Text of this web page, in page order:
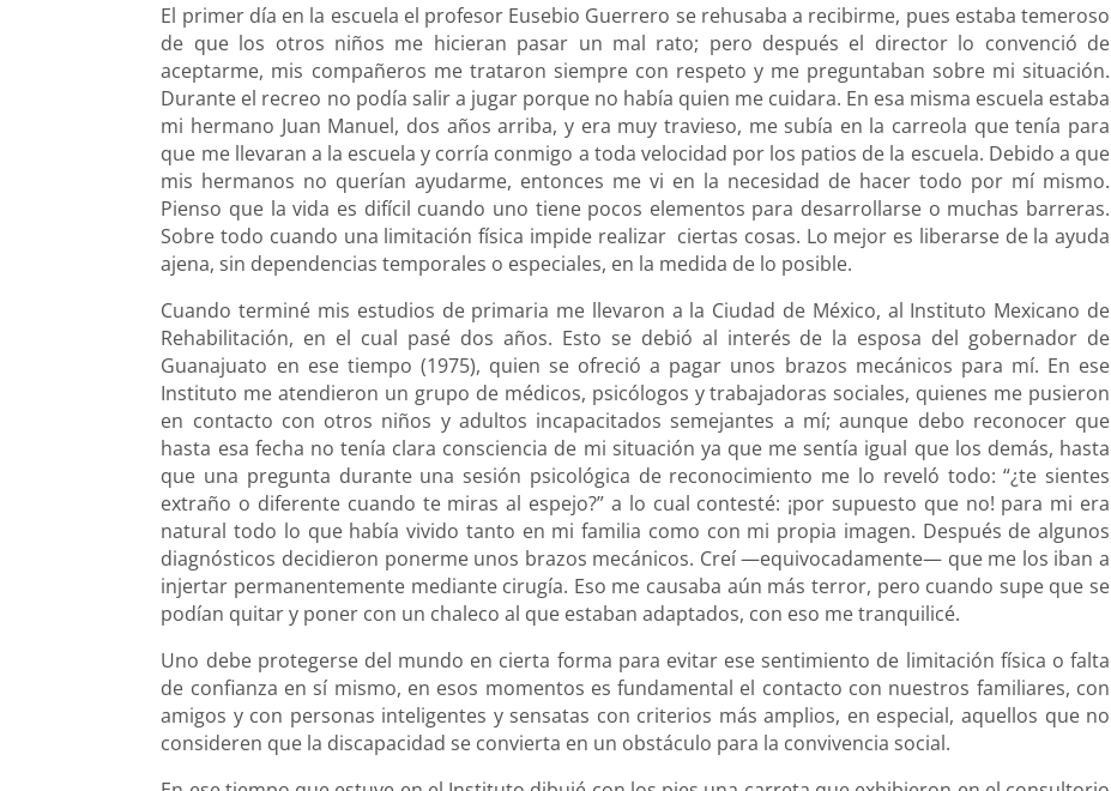
El primer día en la escuela el profesor Eusebio Guerrero se rehusaba a recibirme, pues estaba temeroso
de que los otros niños me hicieran pasar un mal rato; pero después el director lo convenció de
aceptarme, mis compañeros me trataron siempre con respeto y me preguntaban sobre mi situación.
Durante el recreo no podía salir a jugar porque no había quien me cuidara. En esa misma escuela estaba
mi hermano Juan Manuel, dos años arriba, y era muy travieso, me subía en la carreola que tenía para
que me llevaran a la escuela y corría conmigo a toda velocidad por los patios de la escuela. Debido a que
mis hermanos no querían ayudarme, entonces me vi en la necesidad de hacer todo por mí mismo.
Pienso que la vida es difícil cuando uno tiene pocos elementos para desarrollarse o muchas barreras.
Sobre todo cuando una limitación física impide realizar ciertas cosas. Lo mejor es liberarse de la ayuda
ajena, sin dependencias temporales o especiales, en la medida de lo posible.
Cuando terminé mis estudios de primaria me llevaron a la Ciudad de México, al Instituto Mexicano de
Rehabilitación, en el cual pasé dos años. Esto se debió al interés de la esposa del gobernador de
Guanajuato en ese tiempo (1975), quien se ofreció a pagar unos brazos mecánicos para mí. En ese
Instituto me atendieron un grupo de médicos, psicólogos y trabajadoras sociales, quienes me pusieron
en contacto con otros niños y adultos incapacitados semejantes a mí; aunque debo reconocer que
hasta esa fecha no tenía clara consciencia de mi situación ya que me sentía igual que los demás, hasta
que una pregunta durante una sesión psicológica de reconocimiento me lo reveló todo: “¿te sientes
extraño o diferente cuando te miras al espejo?” a lo cual contesté: ¡por supuesto que no! para mi era
natural todo lo que había vivido tanto en mi familia como con mi propia imagen. Después de algunos
diagnósticos decidieron ponerme unos brazos mecánicos. Creí —equivocadamente— que me los iban a
injertar permanentemente mediante cirugía. Eso me causaba aún más terror, pero cuando supe que se
podían quitar y poner con un chaleco al que estaban adaptados, con eso me tranquilicé.
Uno debe protegerse del mundo en cierta forma para evitar ese sentimiento de limitación física o falta
de confianza en sí mismo, en esos momentos es fundamental el contacto con nuestros familiares, con
amigos y con personas inteligentes y sensatas con criterios más amplios, en especial, aquellos que no
consideren que la discapacidad se convierta en un obstáculo para la convivencia social.